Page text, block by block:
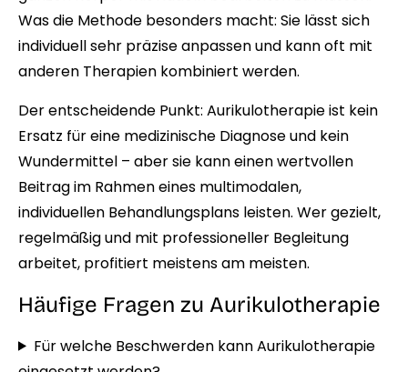
Was die Methode besonders macht: Sie lässt sich
individuell sehr präzise anpassen und kann oft mit
anderen Therapien kombiniert werden.
Der entscheidende Punkt: Aurikulotherapie ist kein
Ersatz für eine medizinische Diagnose und kein
Wundermittel – aber sie kann einen wertvollen
Beitrag im Rahmen eines multimodalen,
individuellen Behandlungsplans leisten. Wer gezielt,
regelmäßig und mit professioneller Begleitung
arbeitet, profitiert meistens am meisten.
Häufige Fragen zu Aurikulotherapie
Für welche Beschwerden kann Aurikulotherapie